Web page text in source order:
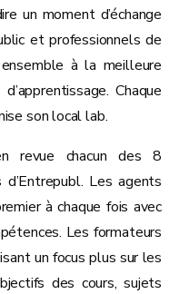
un moment d’échange
et professionnels de
à la meilleure
Chaque
son local lab.
revue chacun des 8
Les agents
à chaque fois avec
Les formateurs
un focus plus sur les
des cours, sujets